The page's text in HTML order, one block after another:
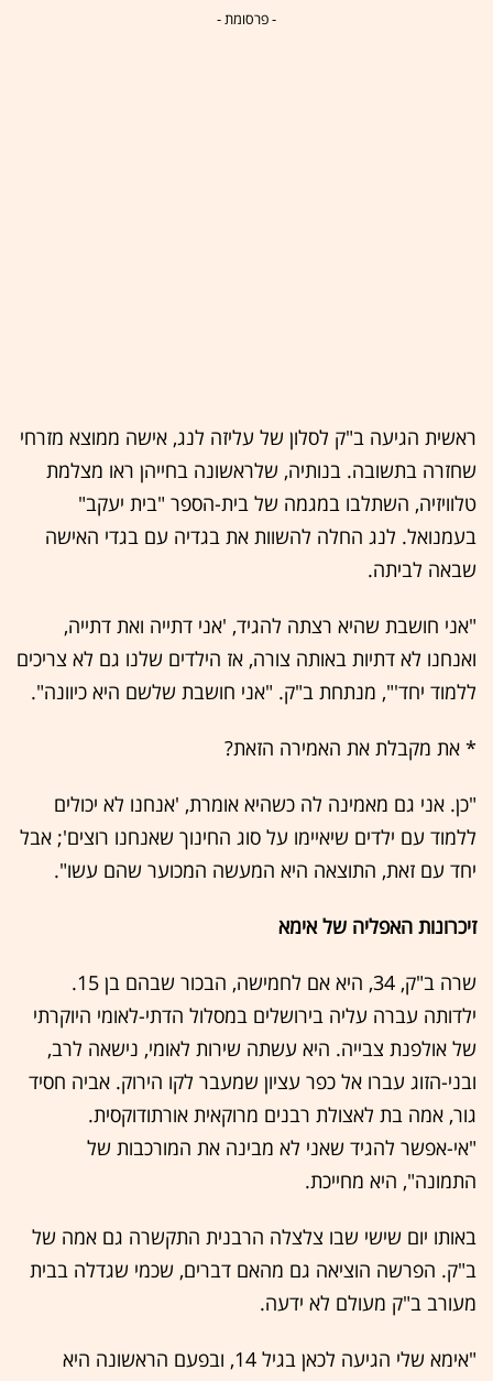
- פרסומת -
ראשית הגיעה ב"ק לסלון של עליזה לנג, אישה ממוצא מזרחי
שחזרה בתשובה. בנותיה, שלראשונה בחייהן ראו מצלמת
טלוויזיה, השתלבו במגמה של בית-הספר "בית יעקב"
בעמנואל. לנג החלה להשוות את בגדיה עם בגדי האישה
שבאה לביתה.
"אני חושבת שהיא רצתה להגיד, 'אני דתייה ואת דתייה,
ואנחנו לא דתיות באותה צורה, אז הילדים שלנו גם לא צריכים
ללמוד יחד'", מנתחת ב"ק. "אני חושבת שלשם היא כיוונה".
* את מקבלת את האמירה הזאת?
"כן. אני גם מאמינה לה כשהיא אומרת, 'אנחנו לא יכולים
ללמוד עם ילדים שיאיימו על סוג החינוך שאנחנו רוצים'; אבל
יחד עם זאת, התוצאה היא המעשה המכוער שהם עשו".
זיכרונות האפליה של אימא
שרה ב"ק, 34, היא אם לחמישה, הבכור שבהם בן 15.
ילדותה עברה עליה בירושלים במסלול הדתי-לאומי היוקרתי
של אולפנת צבייה. היא עשתה שירות לאומי, נישאה לרב,
ובני-הזוג עברו אל כפר עציון שמעבר לקו הירוק. אביה חסיד
גור, אמה בת לאצולת רבנים מרוקאית אורתודוקסית.
"אי-אפשר להגיד שאני לא מבינה את המורכבות של
התמונה", היא מחייכת.
באותו יום שישי שבו צלצלה הרבנית התקשרה גם אמה של
ב"ק. הפרשה הוציאה גם מהאם דברים, שכמי שגדלה בבית
מעורב ב"ק מעולם לא ידעה.
"אימא שלי הגיעה לכאן בגיל 14, ובפעם הראשונה היא